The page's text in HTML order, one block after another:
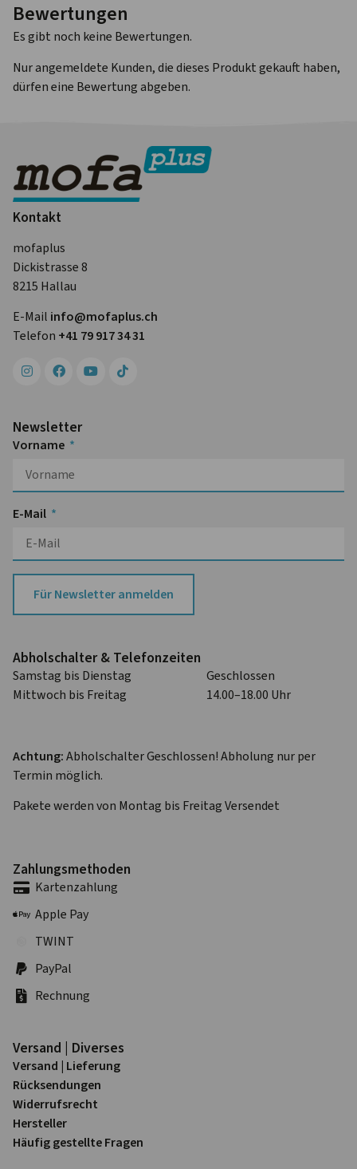
Bewertungen
Es gibt noch keine Bewertungen.
Nur angemeldete Kunden, die dieses Produkt gekauft haben,
dürfen eine Bewertung abgeben.
Kontakt
mofaplus
Dickistrasse 8
8215 Hallau
E-Mail info@mofa­plus.ch
Telefon +41 79 917 34 31
Newsletter
Vorname
E-Mail
Für Newsletter anmelden
Abhol­schalter & Telefon­zeiten
Samstag bis Dienstag
Geschlossen
Mittwoch bis Freitag
14.00–18.00 Uhr
Achtung:Abholschalter Geschlossen! Abholung nur per
Termin möglich.
Pakete werden von Montag bis Freitag Versendet
Zahlungs­methoden
Karten­zahlung
Apple Pay
TWINT
PayPal
Rechnung
Versand | Diverses
Versand | Lieferung
Rück­sendungen
Widerrufs­recht
Hersteller
Häufig gestellte Fragen